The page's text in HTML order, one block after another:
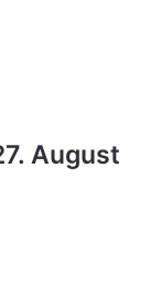
August